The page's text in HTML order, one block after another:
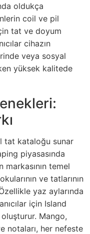
oldukça
coil ve pil
tat ve doyum
cihazın
veya sosyal
yüksek kalitede
tat kataloğu sunar
piyasasında
temel
ve tatlarının
yaz aylarında
için Island
Mango,
notaları, her nefeste